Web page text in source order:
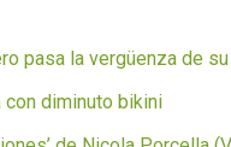
pasa la vergüenza de
con diminuto bikini